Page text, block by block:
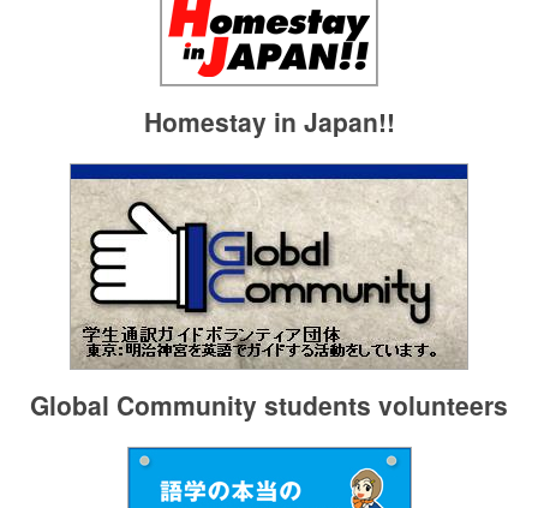
Homestay in Japan!!
Global Community students volunteers